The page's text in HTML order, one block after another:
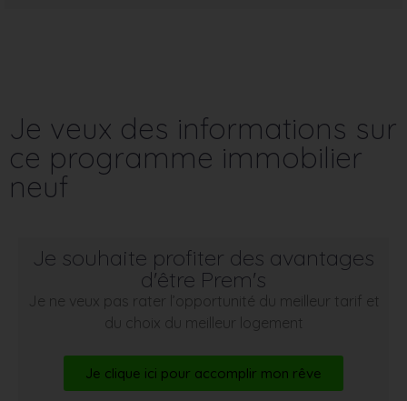
Je veux des informations sur
ce programme immobilier
neuf
Je souhaite profiter des avantages
d'être Prem's
Je ne veux pas rater l’opportunité du meilleur tarif et
du choix du meilleur logement
Je clique ici pour accomplir mon rêve